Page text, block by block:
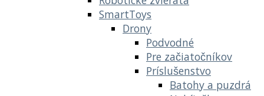
SmartToys
Drony
Podvodné
Pre začiatočníkov
Príslušenstvo
Batohy a puzdrá